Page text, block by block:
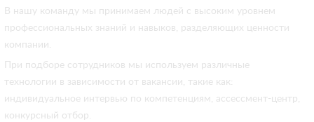
В нашу команду мы принимаем людей с высоким уровнем
профессиональных знаний и навыков, разделяющих ценности
компании.
При подборе сотрудников мы используем различные
технологии в зависимости от вакансии, такие как:
индивидуальное интервью по компетенциям, ассессмент-центр,
конкурсный отбор.